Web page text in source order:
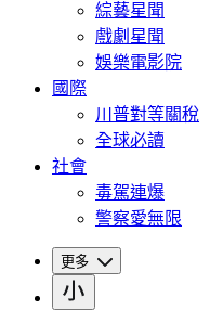
綜藝星聞
戲劇星聞
娛樂電影院
國際
川普對等關稅
全球必讀
社會
毒駕連爆
警察愛無限
更多